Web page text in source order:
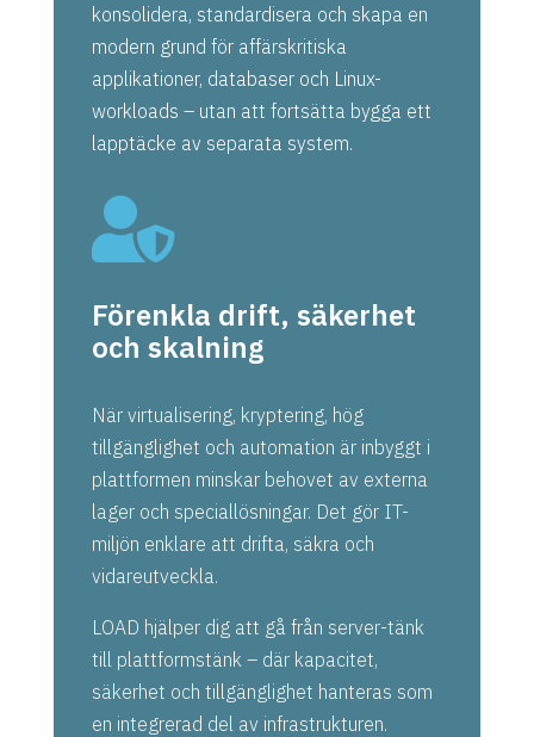
konsolidera, standardisera och skapa en
modern grund för affärskritiska
applikationer, databaser och Linux-
workloads – utan att fortsätta bygga ett
lapptäcke av separata system.

Förenkla drift, säkerhet
och skalning
När virtualisering, kryptering, hög
tillgänglighet och automation är inbyggt i
plattformen minskar behovet av externa
lager och speciallösningar. Det gör IT-
miljön enklare att drifta, säkra och
vidareutveckla.
LOAD hjälper dig att gå från server-tänk
till plattformstänk – där kapacitet,
säkerhet och tillgänglighet hanteras som
en integrerad del av infrastrukturen.